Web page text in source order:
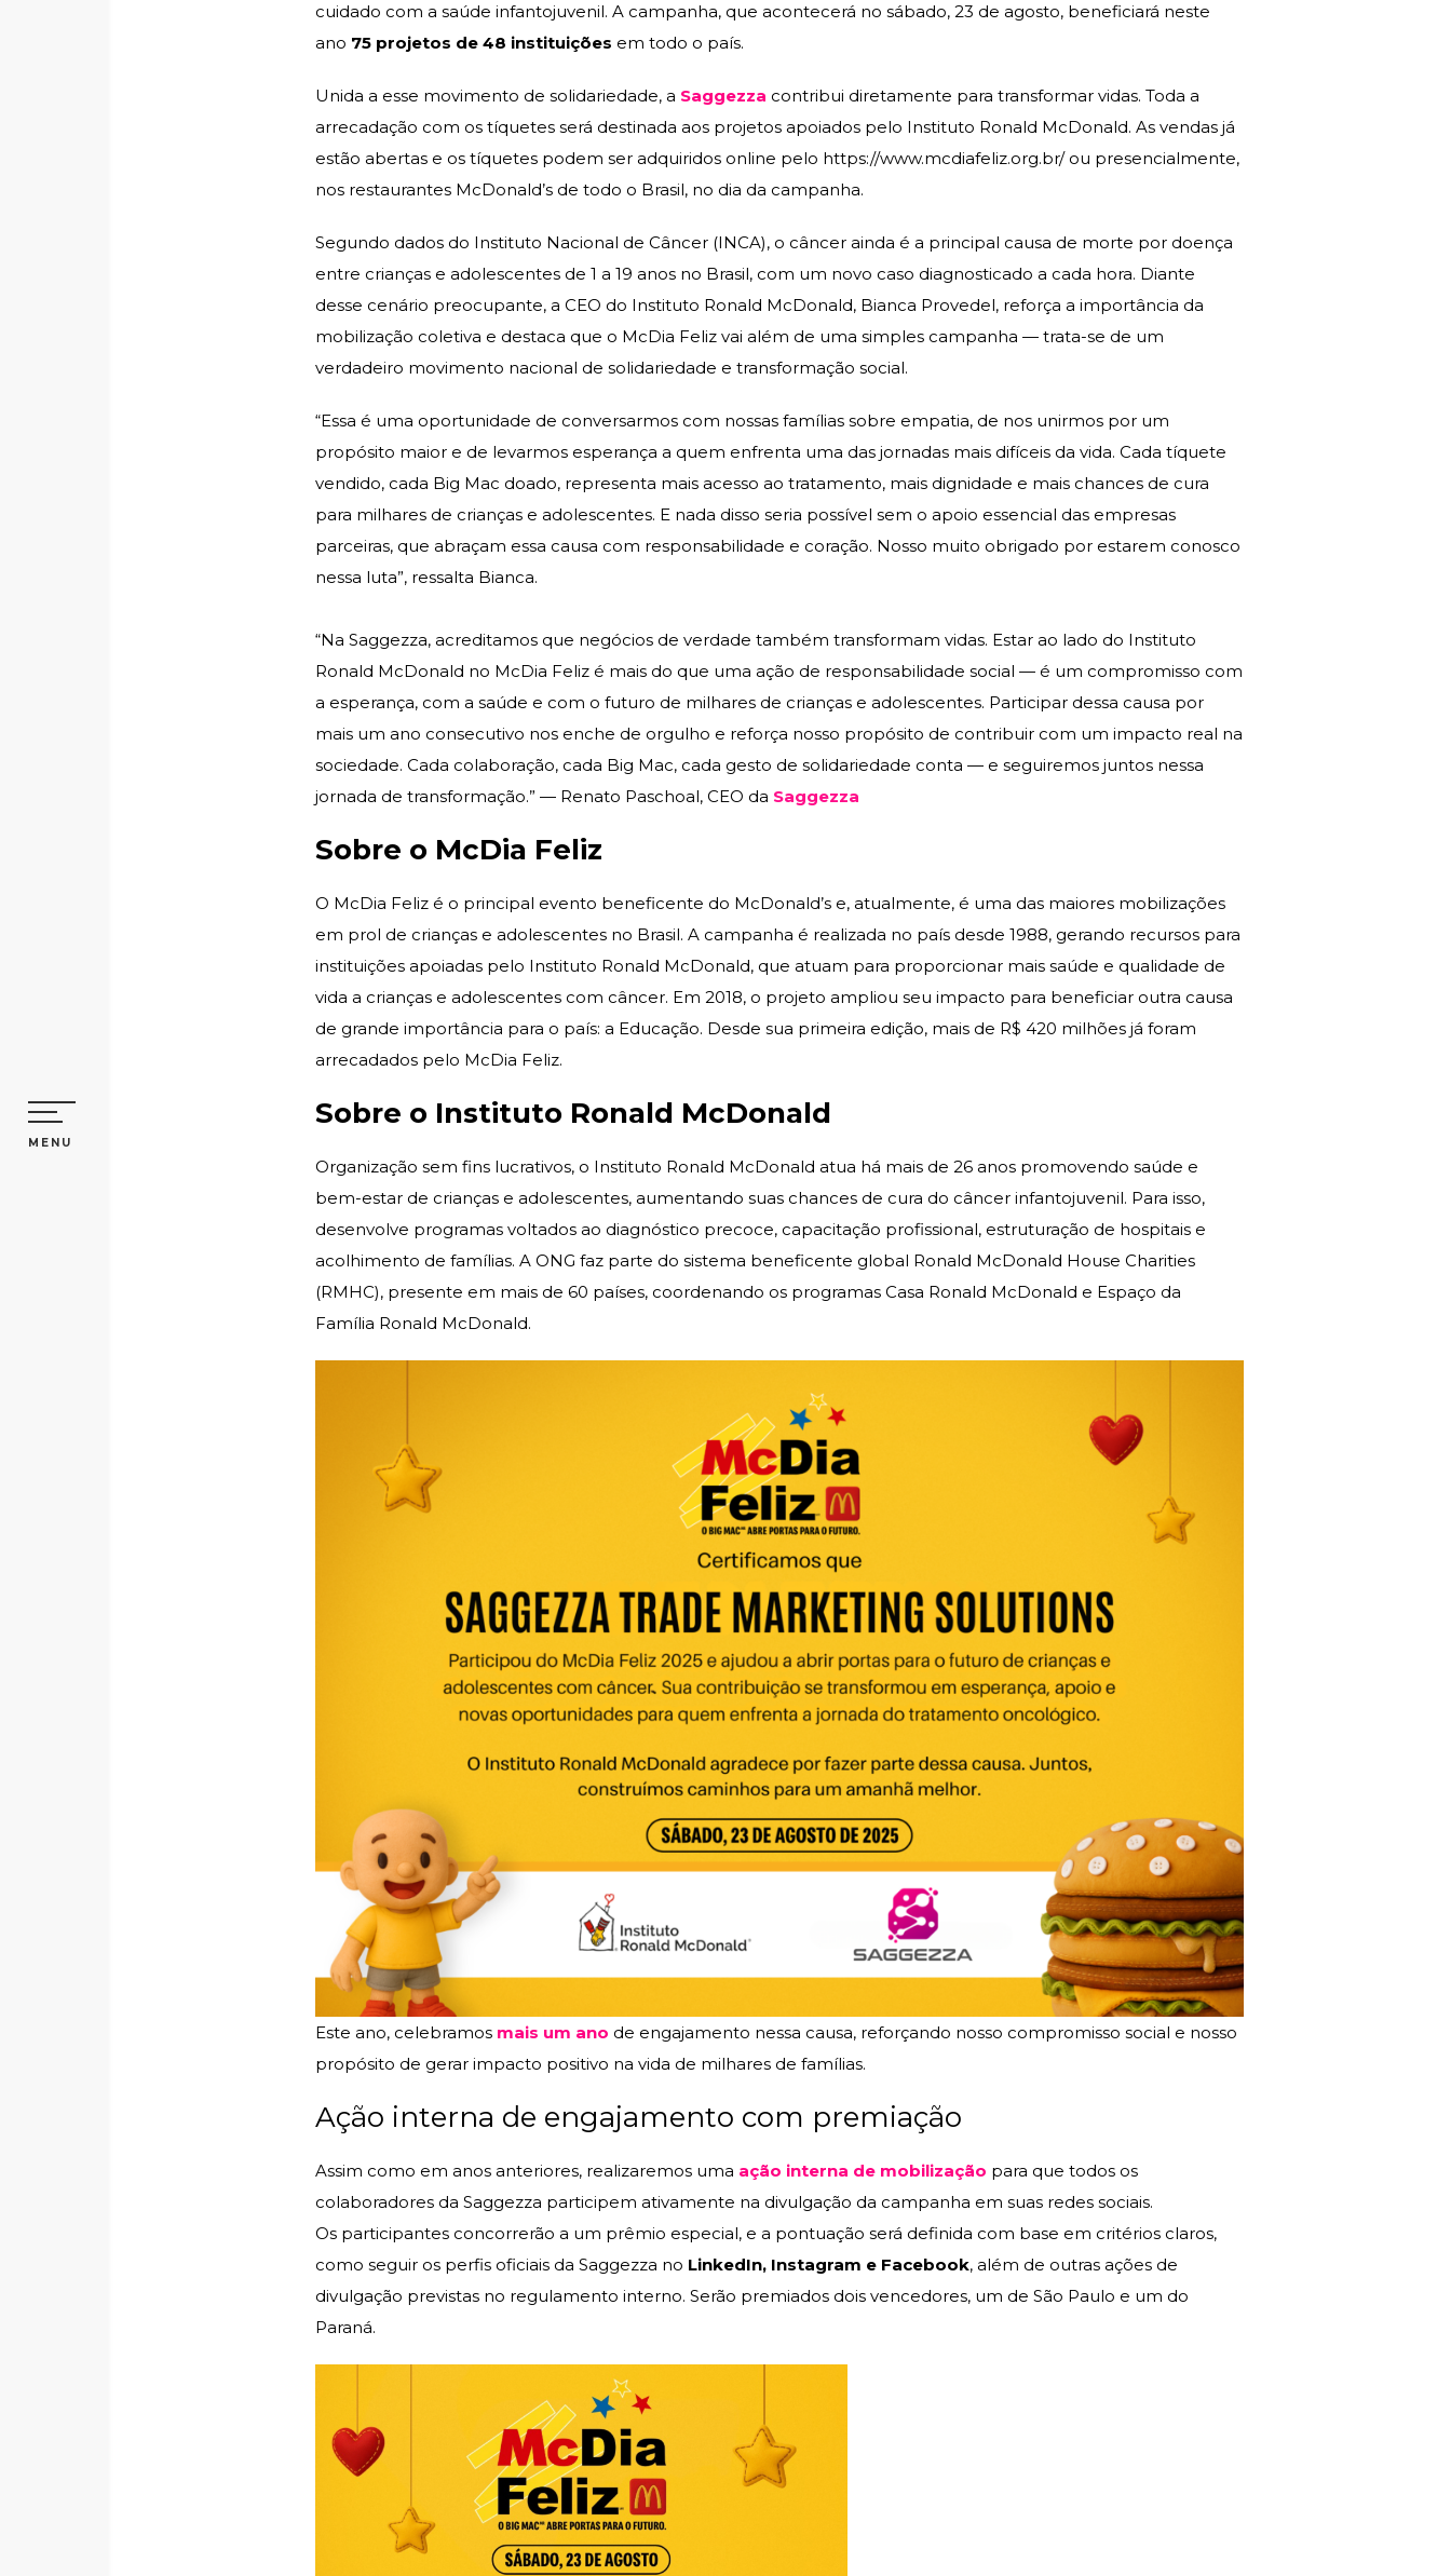
MENU
cuidado com a saúde infantojuvenil. A campanha, que acontecerá no sábado, 23 de agosto, beneficiará neste
ano 75 projetos de 48 instituições em todo o país.
Unida a esse movimento de solidariedade, a Saggezza contribui diretamente para transformar vidas. Toda a
arrecadação com os tíquetes será destinada aos projetos apoiados pelo Instituto Ronald McDonald. As vendas já
estão abertas e os tíquetes podem ser adquiridos online pelo https://www.mcdiafeliz.org.br/ou presencialmente,
nos restaurantes McDonald’s de todo o Brasil, no dia da campanha.
Segundo dados do Instituto Nacional de Câncer (INCA), o câncer ainda é a principal causa de morte por doença
entre crianças e adolescentes de 1 a 19 anos no Brasil, com um novo caso diagnosticado a cada hora. Diante
desse cenário preocupante, a CEO do Instituto Ronald McDonald, Bianca Provedel, reforça a importância da
mobilização coletiva e destaca que o McDia Feliz vai além de uma simples campanha — trata-se de um
verdadeiro movimento nacional de solidariedade e transformação social.
“Essa é uma oportunidade de conversarmos com nossas famílias sobre empatia, de nos unirmos por um
propósito maior e de levarmos esperança a quem enfrenta uma das jornadas mais difíceis da vida. Cada tíquete
vendido, cada Big Mac doado, representa mais acesso ao tratamento, mais dignidade e mais chances de cura
para milhares de crianças e adolescentes. E nada disso seria possível sem o apoio essencial das empresas
parceiras, que abraçam essa causa com responsabilidade e coração. Nosso muito obrigado por estarem conosco
nessa luta”, ressalta Bianca.
“Na Saggezza, acreditamos que negócios de verdade também transformam vidas. Estar ao lado do Instituto
Ronald McDonald no McDia Feliz é mais do que uma ação de responsabilidade social — é um compromisso com
a esperança, com a saúde e com o futuro de milhares de crianças e adolescentes. Participar dessa causa por
mais um ano consecutivo nos enche de orgulho e reforça nosso propósito de contribuir com um impacto real na
sociedade. Cada colaboração, cada Big Mac, cada gesto de solidariedade conta — e seguiremos juntos nessa
jornada de transformação.” — Renato Paschoal, CEO da Saggezza
Sobre o McDia Feliz
O McDia Feliz é o principal evento beneficente do McDonald’s e, atualmente, é uma das maiores mobilizações
em prol de crianças e adolescentes no Brasil. A campanha é realizada no país desde 1988, gerando recursos para
instituições apoiadas pelo Instituto Ronald McDonald, que atuam para proporcionar mais saúde e qualidade de
vida a crianças e adolescentes com câncer. Em 2018, o projeto ampliou seu impacto para beneficiar outra causa
de grande importância para o país: a Educação. Desde sua primeira edição, mais de R$ 420 milhões já foram
arrecadados pelo McDia Feliz.
Sobre o Instituto Ronald McDonald
Organização sem fins lucrativos, o Instituto Ronald McDonald atua há mais de 26 anos promovendo saúde e
bem-estar de crianças e adolescentes, aumentando suas chances de cura do câncer infantojuvenil. Para isso,
desenvolve programas voltados ao diagnóstico precoce, capacitação profissional, estruturação de hospitais e
acolhimento de famílias. A ONG faz parte do sistema beneficente global Ronald McDonald House Charities
(RMHC), presente em mais de 60 países, coordenando os programas Casa Ronald McDonald e Espaço da
Família Ronald McDonald.
Este ano, celebramos mais um ano de engajamento nessa causa, reforçando nosso compromisso social e nosso
propósito de gerar impacto positivo na vida de milhares de famílias.
Ação interna de engajamento com premiação
Assim como em anos anteriores, realizaremos uma ação interna de mobilização para que todos os
colaboradores da Saggezza participem ativamente na divulgação da campanha em suas redes sociais.
Os participantes concorrerão a um prêmio especial, e a pontuação será definida com base em critérios claros,
como seguir os perfis oficiais da Saggezza no LinkedIn, Instagram e Facebook, além de outras ações de
divulgação previstas no regulamento interno. Serão premiados dois vencedores, um de São Paulo e um do
Paraná.